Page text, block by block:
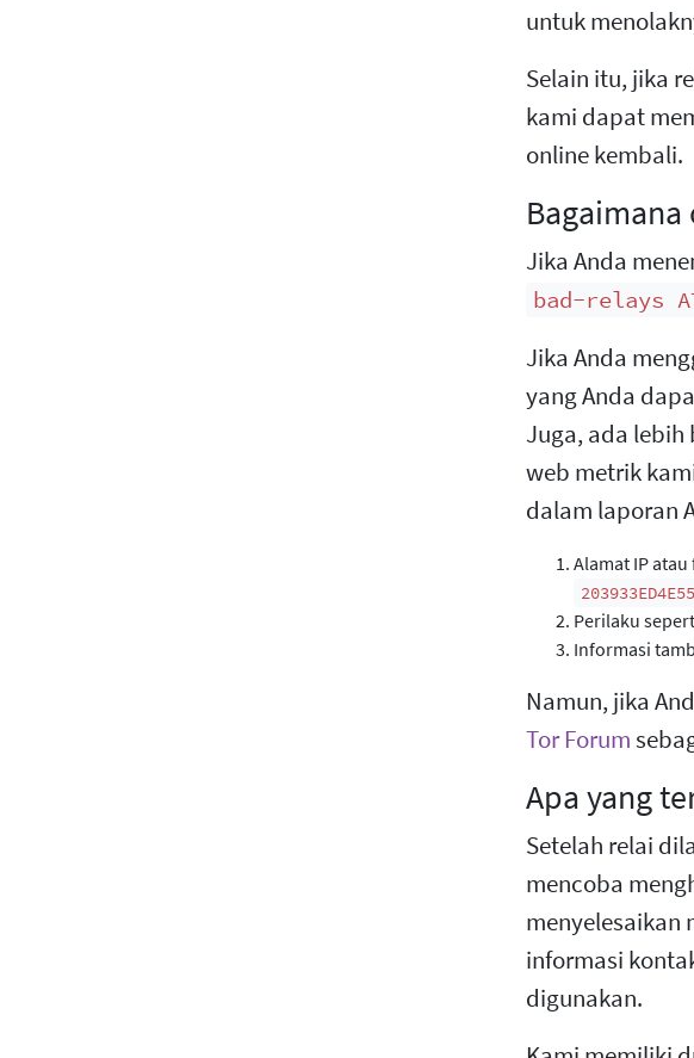
untuk
Selain itu, jika
kami dapat
online kembali.
Jika Anda
bad-relays
Jika Anda
yang Anda
Juga, ada
web metrik
dalam laporan
Alamat IP
Perilaku
Informasi
Namun, jika
Tor Forum
Apa yang
Setelah relai
mencoba
menyelesaikan
informasi
digunakan.